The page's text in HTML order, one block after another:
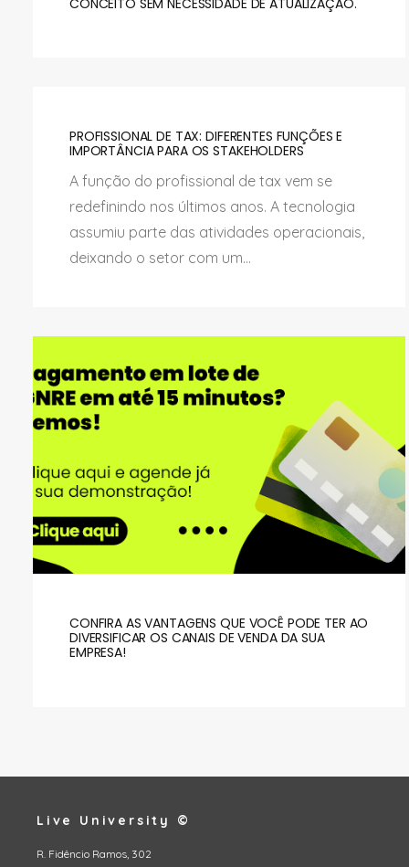
PROFISSIONAL DE TAX: DIFERENTES FUNÇÕES E
IMPORTÂNCIA PARA OS STAKEHOLDERS
A função do profissional de tax vem se
redefinindo nos últimos anos. A tecnologia
assumiu parte das atividades operacionais,
deixando o setor com um...
CONFIRA AS VANTAGENS QUE VOCÊ PODE TER AO
DIVERSIFICAR OS CANAIS DE VENDA DA SUA
EMPRESA!
Live University ©
R. Fidêncio Ramos, 302